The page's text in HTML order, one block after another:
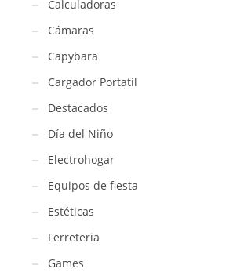
Calculadoras
Cámaras
Capybara
Cargador Portatil
Destacados
Día del Niño
Electrohogar
Equipos de fiesta
Estéticas
Ferreteria
Games